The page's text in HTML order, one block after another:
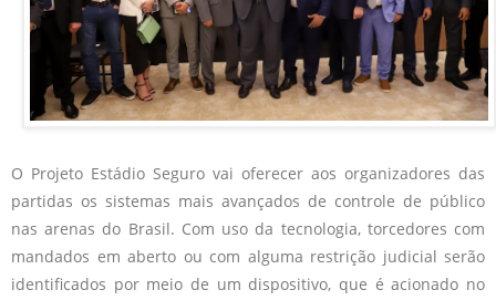
O Projeto Estádio Seguro vai oferecer aos organizadores das
partidas os sistemas mais avançados de controle de público
nas arenas do Brasil. Com uso da tecnologia, torcedores com
mandados em aberto ou com alguma restrição judicial serão
identificados por meio de um dispositivo, que é acionado no